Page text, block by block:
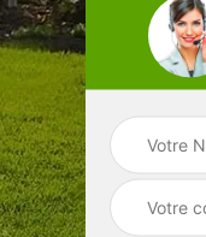
abattage
46